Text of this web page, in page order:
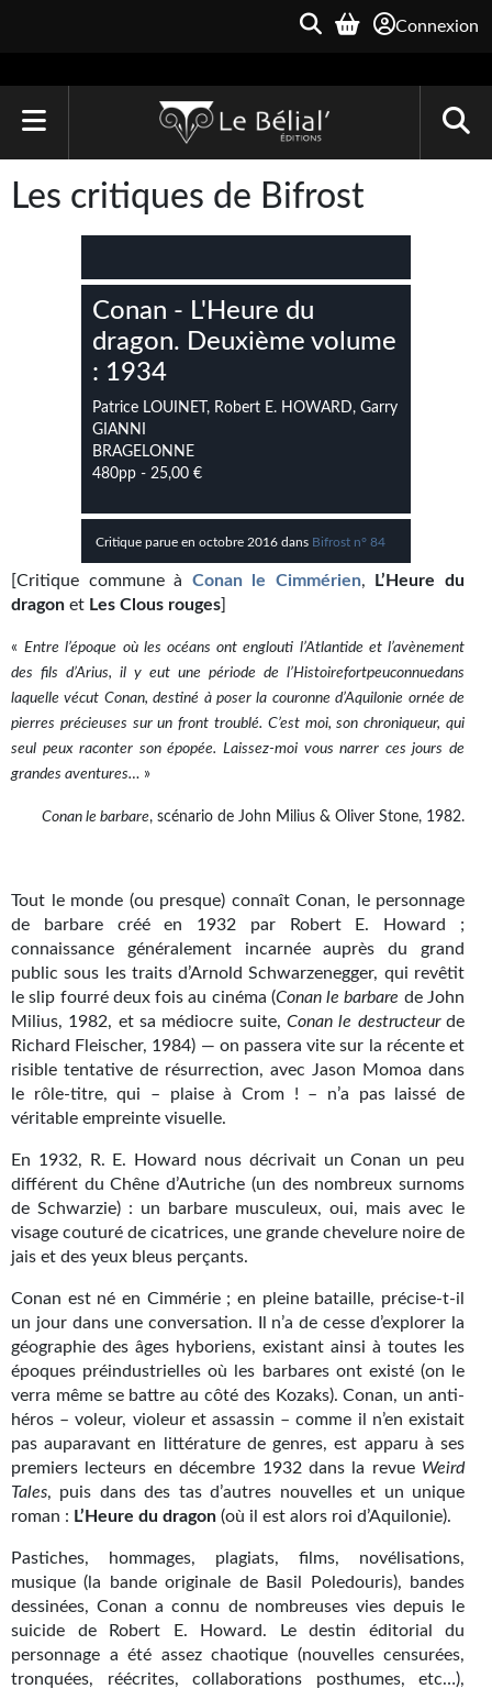
Connexion
Le Bélial'
Une Heure-Lumière
Archive du Futur
Parallaxe
Quarante-Deux
Wotan
Étoiles vives
Yellow Submarine
NUMÉRIQUE
Romans et recueils
Une Heure-Lumière
Bifrost
Livres audio
Gratuit
Sans DRM
BIFROST
Tous les numéros
En numérique
S'abonner
Les critiques
Le blog
Le prix des lecteurs
Goodies Gotland
Tirages d’art Une Heure-Lumière
PLUS
À paraître
Revue de presse
Les critiques de Bifrost
Conan - L'Heure du
dragon. Deuxième volume
: 1934
Patrice LOUINET, Robert E. HOWARD, Garry
GIANNI
BRAGELONNE
480pp - 25,00 €
Critique parue en octobre 2016 dans Bifrost n° 84
[Critique commune à Conan le Cimmérien,
L’Heure du
dragon et Les Clous rouges]
«Entre l’époque où les océans ont englouti l’Atlantide et l’avènement
des fils d’Arius, il y eut une période de l’Histoirefortpeuconnuedans
laquelle vécut Conan, destiné à poser la couronne d’Aquilonie ornée de
pierres précieuses sur un front troublé. C’est moi, son chroniqueur, qui
seul peux raconter son épopée. Laissez-moi vous narrer ces jours de
grandes aventures… »
Conan le barbare, scénario de John Milius & Oliver Stone, 1982.
Tout le monde (ou presque) connaît Conan, le personnage
de barbare créé en 1932 par Robert E. Howard ;
connaissance généralement incarnée auprès du grand
public sous les traits d’Arnold Schwarzenegger, qui revêtit
le slip fourré deux fois au cinéma (Conan le barbare de John
Milius, 1982, et sa médiocre suite, Conan le destructeurde
Richard Fleischer, 1984) — on passera vite sur la récente et
risible tentative de résurrection, avec Jason Momoa dans
le rôle-titre, qui – plaise à Crom ! – n’a pas laissé de
véritable empreinte visuelle.
En 1932, R. E. Howard nous décrivait un Conan un peu
différent du Chêne d’Autriche (un des nombreux surnoms
de Schwarzie) : un barbare musculeux, oui, mais avec le
visage couturé de cicatrices, une grande chevelure noire de
jais et des yeux bleus perçants.
Conan est né en Cimmérie ; en pleine bataille, précise-t-il
un jour dans une conversation. Il n’a de cesse d’explorer la
géographie des âges hyboriens, existant ainsi à toutes les
époques préindustrielles où les barbares ont existé (on le
verra même se battre au côté des Kozaks). Conan, un anti-
héros – voleur, violeur et assassin – comme il n’en existait
pas auparavant en littérature de genres, est apparu à ses
premiers lecteurs en décembre 1932 dans la revue Weird
Tales, puis dans des tas d’autres nouvelles et un unique
roman : L’Heure du dragon (où il est alors roi d’Aquilonie).
Pastiches, hommages, plagiats, films, novélisations,
musique (la bande originale de Basil Poledouris), bandes
dessinées, Conan a connu de nombreuses vies depuis le
suicide de Robert E. Howard. Le destin éditorial du
personnage a été assez chaotique (nouvelles censurées,
tronquées, réécrites, collaborations posthumes, etc…),